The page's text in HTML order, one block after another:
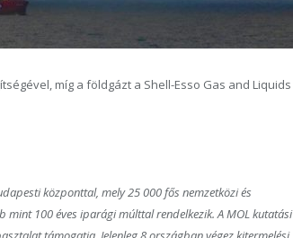
míg a földgázt a Shell-Esso Gas and Liquids
központtal, mely 25 000 fős nemzetközi és
100 éves iparági múlttal rendelkezik. A MOL kutatási